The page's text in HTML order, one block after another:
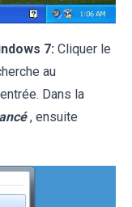
7: Cliquer le
au
Dans la
, ensuite